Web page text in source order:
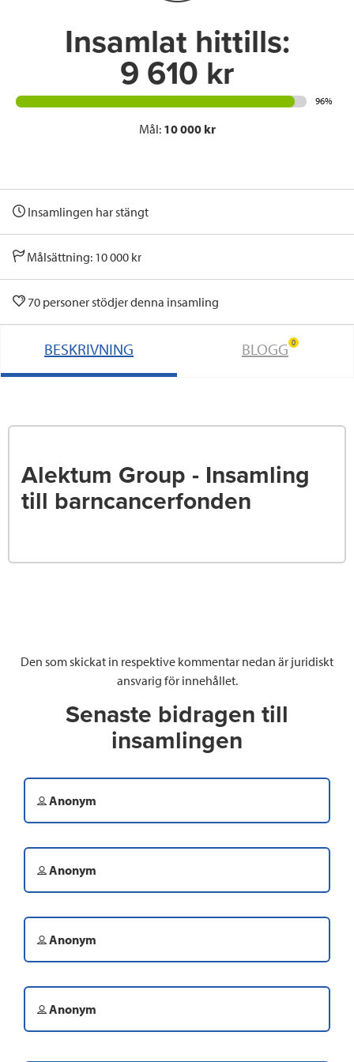
n
Insamlat hittills:
9 610 kr
96%
Mål: 10 000 kr
Insamlingen har stängt
Målsättning: 10 000 kr
70 personer stödjer denna insamling
BESKRIVNING BLOGG 0
Alektum Group - Insamling
till barncancerfonden
Den som skickat in respektive kommentar nedan är juridiskt
ansvarig för innehållet.
Senaste bidragen till
insamlingen
Anonym
Anonym
Anonym
Anonym